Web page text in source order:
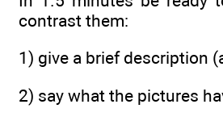
contrast them:
1) give a brief description
2) say what the pictures